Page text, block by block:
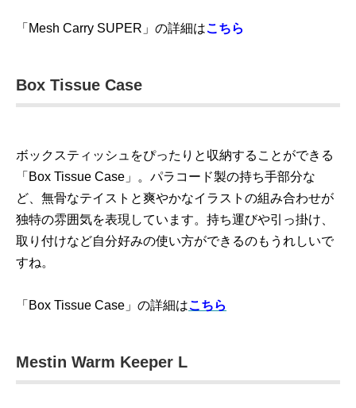
「Mesh Carry SUPER」の詳細はこちら
Box Tissue Case
ボックスティッシュをぴったりと収納することができる
「Box Tissue Case」。パラコード製の持ち手部分な
ど、無骨なテイストと爽やかなイラストの組み合わせが
独特の雰囲気を表現しています。持ち運びや引っ掛け、
取り付けなど自分好みの使い方ができるのもうれしいで
すね。
「Box Tissue Case」の詳細はこちら
Mestin Warm Keeper L